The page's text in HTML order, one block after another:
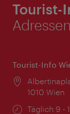
Tourist-
Tourist-Info
Ort:
1010 Wien
Täglich 9 -